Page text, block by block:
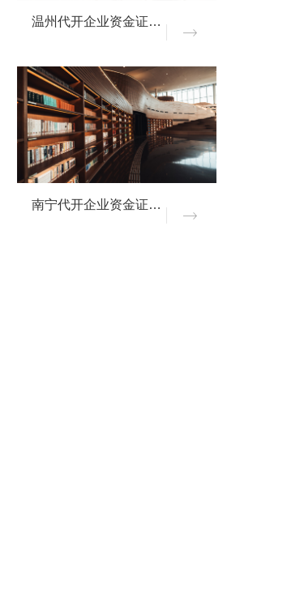
温州代开企业资金证明材料
南宁代开企业资金证明材料